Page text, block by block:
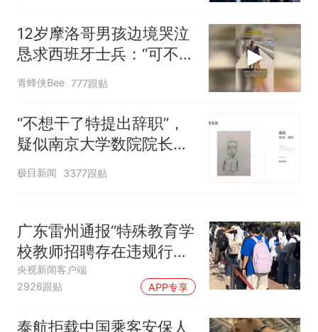
源；曾用手绘图做头像
12岁摩洛哥男孩边境哭泣
恳求西班牙士兵：“可不可
以不要把我遣返回国”
青蜂侠Bee 777跟贴
“不想干了特提出辞职”，
疑似南京大学数院院长辞
职信流传，院方回应：喻
良教授已卸任院长一职，
手绘图做头像
极目新闻 3377跟贴
广东雷州通报“特殊教育学
校教师招聘存在违规行
为”：已启动问责程序 副
校长被停职
央视新闻客户端
2926跟贴
APP专享
泰航拒载中国乘客安保人